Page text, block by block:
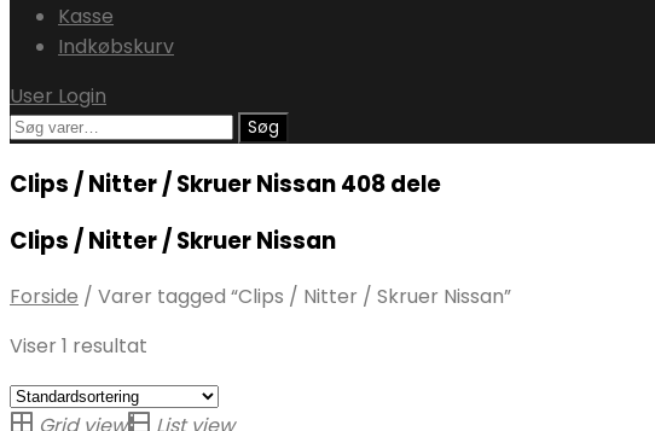
Kasse
Indkøbskurv
User Login
Søg
Søg
Clips / Nitter / Skruer Nissan 408 dele
Clips / Nitter / Skruer Nissan
Forside / Varer tagged “Clips / Nitter / Skruer Nissan”
Viser 1 resultat